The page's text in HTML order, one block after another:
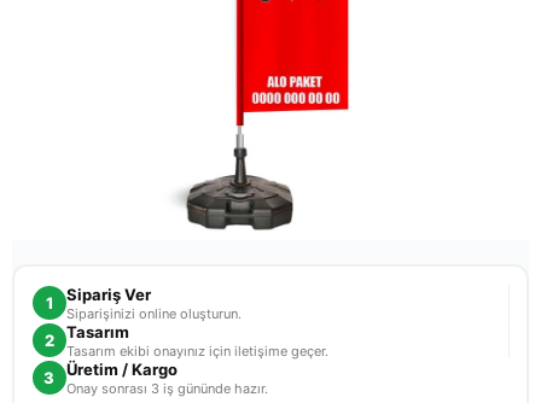
1 Sipariş Ver
Siparişinizi online oluşturun.
2 Tasarım
Tasarım ekibi onayınız için iletişime geçer.
3 Üretim / Kargo
Onay sonrası 3 iş gününde hazır.